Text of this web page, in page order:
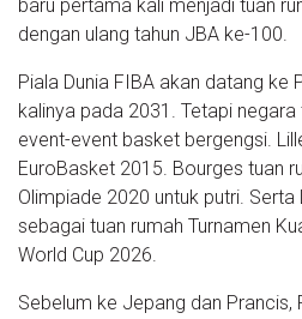
baru pertama kali menjadi tuan
dengan ulang tahun JBA ke-100.
Piala Dunia FIBA akan datang ke
kalinya pada 2031. Tetapi
event-event basket bergengsi.
EuroBasket 2015. Bourges tuan
Olimpiade 2020 untuk putri. Serta
sebagai tuan rumah Turnamen
World Cup 2026.
Sebelum ke Jepang dan Prancis,